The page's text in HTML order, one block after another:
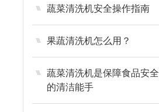
蔬菜清洗机安全操作指南
果蔬清洗机怎么用？
蔬菜清洗机是保障食品安全
的清洁能手